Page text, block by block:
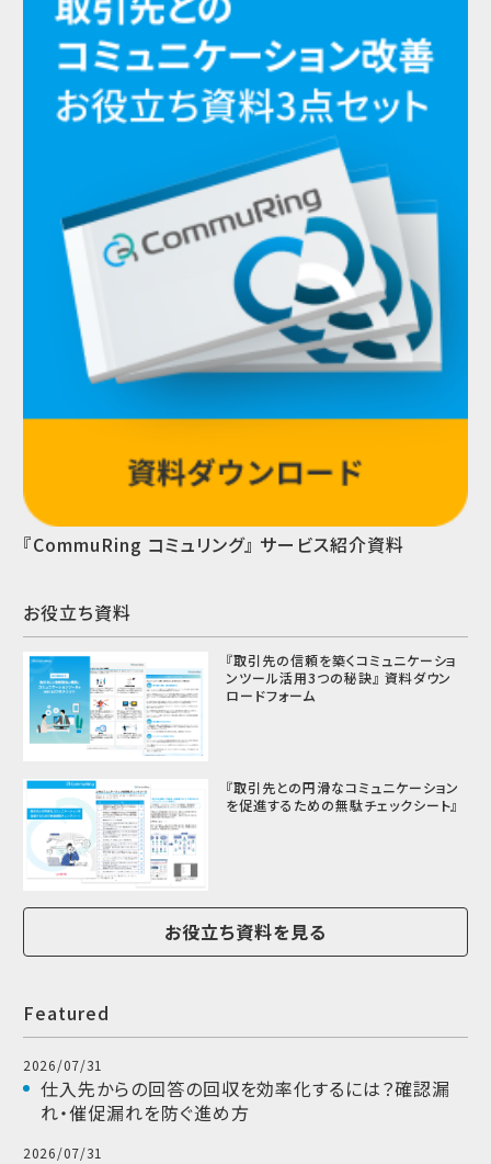
『CommuRing コミュリング』 サービス紹介資料
お役立ち資料
『取引先の信頼を築くコミュニケーショ
ンツール活用3つの秘訣』 資料ダウン
ロードフォーム
『取引先との円滑なコミュニケーション
を促進するための無駄チェックシート』
お役立ち資料を見る
Featured
2026/07/31
仕入先からの回答の回収を効率化するには？確認漏
れ・催促漏れを防ぐ進め方
2026/07/31